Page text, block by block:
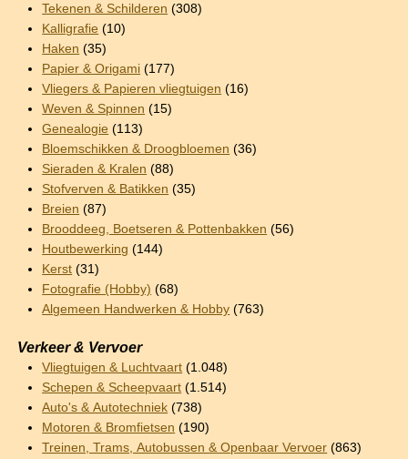
Tekenen & Schilderen (308)
Kalligrafie (10)
Haken (35)
Papier & Origami (177)
Vliegers & Papieren vliegtuigen (16)
Weven & Spinnen (15)
Genealogie (113)
Bloemschikken & Droogbloemen (36)
Sieraden & Kralen (88)
Stofverven & Batikken (35)
Breien (87)
Brooddeeg, Boetseren & Pottenbakken (56)
Houtbewerking (144)
Kerst (31)
Fotografie (Hobby) (68)
Algemeen Handwerken & Hobby (763)
Verkeer & Vervoer
Vliegtuigen & Luchtvaart (1.048)
Schepen & Scheepvaart (1.514)
Auto's & Autotechniek (738)
Motoren & Bromfietsen (190)
Treinen, Trams, Autobussen & Openbaar Vervoer (863)